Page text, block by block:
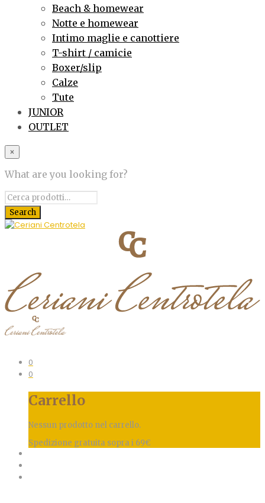
Beach & homewear
Notte e homewear
Intimo maglie e canottiere
T-shirt / camicie
Boxer/slip
Calze
Tute
JUNIOR
OUTLET
×
What are you looking for?
0
0
Carrello
Nessun prodotto nel carrello.
Spedizione gratuita sopra i 69€